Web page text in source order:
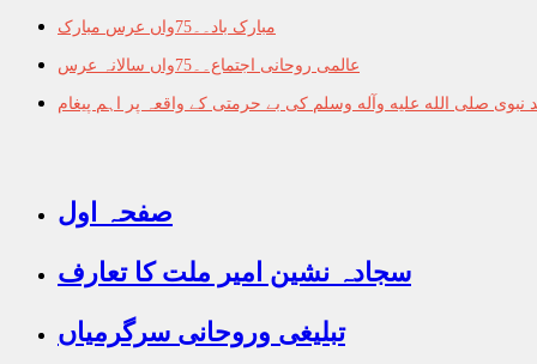
مبارک باد۔۔75واں عرس مبارک
عالمی روحانی اجتماع۔۔75واں سالانہ عرس
نبوی صلى الله عليه وآله وسلم کی بے حرمتی کے واقعہ پر اہم پیغام
صفحہ اول
سجادہ نشین امیر ملت کا تعارف
تبلیغی وروحانی سرگرمیاں